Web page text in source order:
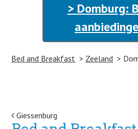
> Domburg:
Bed and Breakfast Zeeland
Post navigation
Giessenburg